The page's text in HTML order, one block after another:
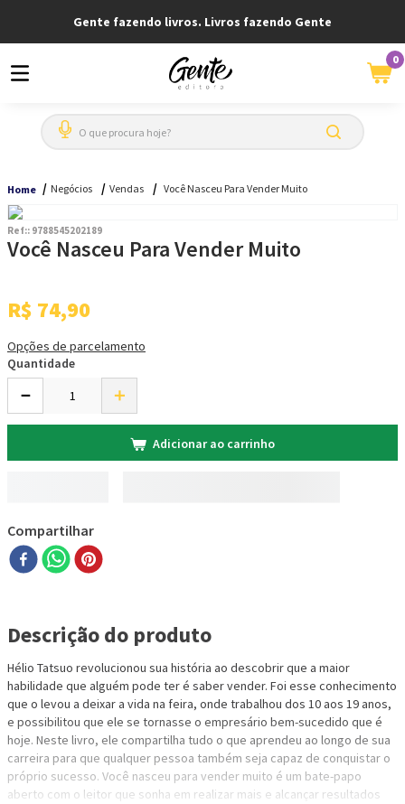
Gente fazendo livros. Livros fazendo Gente
0
O que procura hoje?
Home Negócios Vendas Você Nasceu Para Vender Muito
Ref:: 9788545202189
Você Nasceu Para Vender Muito
R$ 74,90
Opções de parcelamento
Quantidade
＋
－
Adicionar ao carrinho
Compartilhar
Descrição do produto
Hélio Tatsuo revolucionou sua história ao descobrir que a maior
habilidade que alguém pode ter é saber vender. Foi esse conhecimento
que o levou a deixar a vida na feira, onde trabalhou dos 10 aos 19 anos,
e possibilitou que ele se tornasse o empresário bem-sucedido que é
hoje. Neste livro, ele compartilha tudo o que aprendeu ao longo de sua
carreira para que qualquer pessoa também seja capaz de conquistar o
próprio sucesso. Você nasceu para vender muito é um bate-papo
aberto com o leitor que sonha em realizar mais e alcançar resultados